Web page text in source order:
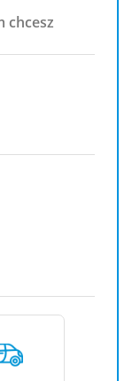
chcesz